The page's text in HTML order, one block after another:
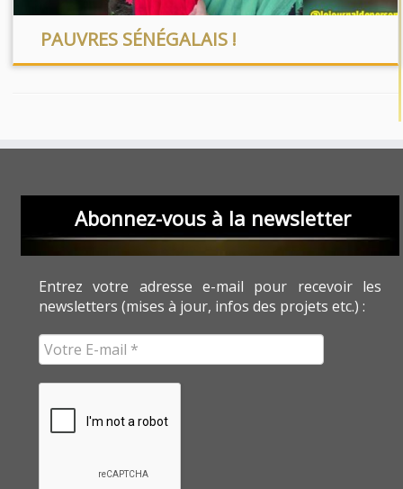
PAUVRES SÉNÉGALAIS !
Abonnez-vous à la newsletter
Entrez votre adresse e-mail pour recevoir les
newsletters (mises à jour, infos des projets etc.) :